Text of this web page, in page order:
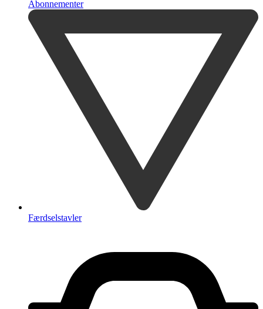
Abonnementer
Færdselstavler